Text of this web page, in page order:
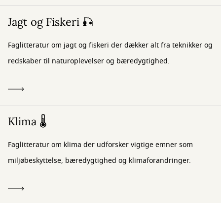
Jagt og Fiskeri 🎣
Faglitteratur om jagt og fiskeri der dækker alt fra teknikker og
redskaber til naturoplevelser og bæredygtighed.
Klima 🌡️
Faglitteratur om klima der udforsker vigtige emner som
miljøbeskyttelse, bæredygtighed og klimaforandringer.